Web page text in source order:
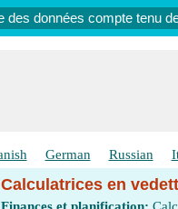
des données compte tenu
German Russian
Calculatrices en